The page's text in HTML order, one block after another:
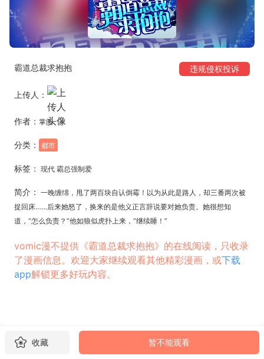
霸道总裁求抱抱 违规侵权投诉
上传人：
作者： 掌阅
分类： 都市
标签： 现代 霸总强制爱
简介： 一晚缠绵，甩了两百块自认倒霉！以为从此是路人，却三番两次被
捉回床……后来她怒了，换来的是他义正言辞说要对她负责。她很想知
道，“怎么负责？”他如狼似虎扑上来，“继续睡！”
vomic漫不提供《霸道总裁求抱抱》的在线阅读，只收录
了漫画信息。欢迎大家继续观看其他精彩漫画，或下载
app解锁更多好玩内容。
收藏 暂不能观看